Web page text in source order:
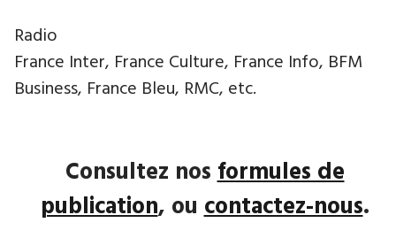
Radio
France Inter, France Culture, France Info, BFM
Business, France Bleu, RMC, etc.
Consultez nosformules de
publication, oucontactez-nous.